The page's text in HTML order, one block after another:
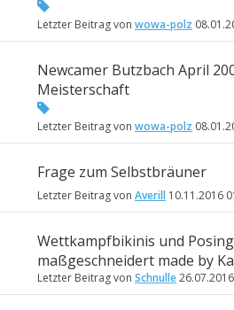
Letzter Beitrag von wowa-polz
Newcamer Butzbach April
Meisterschaft
Letzter Beitrag von wowa-polz
Frage zum Selbstbräuner
Letzter Beitrag von Averill 10.11.2016
Wettkampfbikinis und
maßgeschneidert made by
Letzter Beitrag von Schnulle26.07.2016